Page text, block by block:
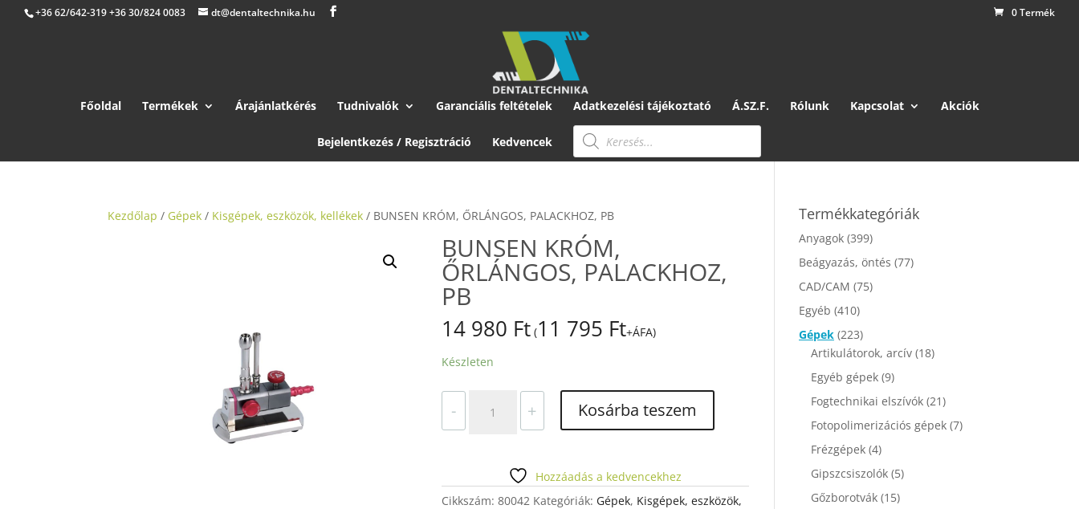
+36 62/642-319 +36 30/824 0083 dt@dentaltechnika.hu 0 Termék
Főoldal Termékek Árajánlatkérés Tudnivalók Garanciális feltételek Adatkezelési tájékoztató Á.SZ.F. Rólunk Kapcsolat Akciók
Bejelentkezés / Regisztráció Kedvencek
Products
search
Kezdőlap / Gépek / Kisgépek, eszközök, kellékek / BUNSEN KRÓM, ŐRLÁNGOS, PALACKHOZ, PB
BUNSEN KRÓM,
ŐRLÁNGOS, PALACKHOZ,
PB
14 980 Ft (11 795 Ft+ÁFA)
Készleten
-
KRÓM,
ŐRLÁNGOS,
mennyiség
+ Kosárba teszem
Hozzáadás a kedvencekhez
Cikkszám: 80042 Kategóriák: Gépek, Kisgépek, eszközök,
Termékkategóriák
Anyagok (399)
Beágyazás, öntés (77)
CAD/CAM (75)
Egyéb (410)
Gépek (223)
Artikulátorok, arcív (18)
Egyéb gépek (9)
Fogtechnikai elszívók (21)
Fotopolimerizációs gépek (7)
Frézgépek (4)
Gipszcsiszolók (5)
Gőzborotvák (15)